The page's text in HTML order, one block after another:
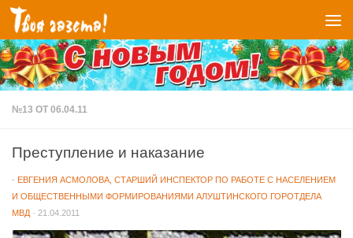
Перейти к содержимому
№13 ОТ 06.04.11
Преступление и наказание
- ЕВГЕНИЯ АСМОЛОВА, СТАРШИЙ ИНСПЕКТОР ПО РАБОТЕ С НАСЕЛЕНИЕМ
И ОБЩЕСТВЕННЫМИ ФОРМИРОВАНИЯМИ АЛУШТИНСКОГО ГОРОТДЕЛА
МВД · 21.04.2011